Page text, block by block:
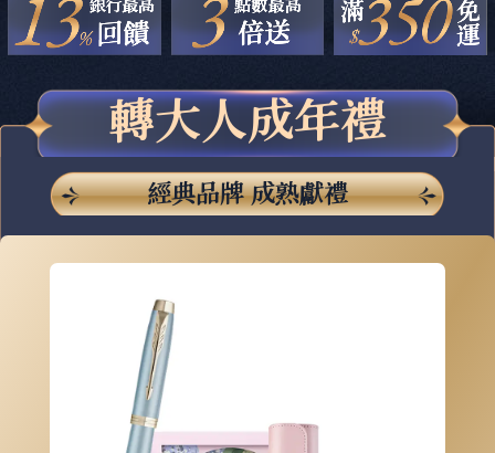
轉大人成年禮
經典品牌 成熟獻禮